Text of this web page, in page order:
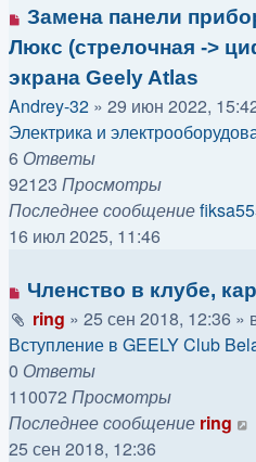
Замена панели
Люкс (стрелочная ->
экрана Geely Atlas
Andrey-32 » 29 июн 2022,
Электрика и
6 Ответы
92123 Просмотры
Последнее сообщение
16 июл 2025, 11:46
Членство в клубе,
ring » 25 сен 2018, 12:36 »
Вступление в GEELY Club
0 Ответы
110072 Просмотры
Последнее сообщение ring
25 сен 2018, 12:36